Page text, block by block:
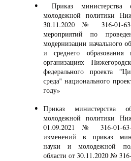
Приказ министерства
молодежной политики
30.11.2020 № 316-01-63-
мероприятий по
модернизации начального
и среднего образования
организациях
федерального проекта
среда" национального
году»
Приказ министерства
молодежной политики
01.09.2021 № 316-01-
изменений в приказ
науки и молодежной
области от 30.11.2020 №